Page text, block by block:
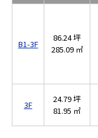
B1-3F
86.24 坪
285.09 ㎡
3F
24.79 坪
81.95 ㎡